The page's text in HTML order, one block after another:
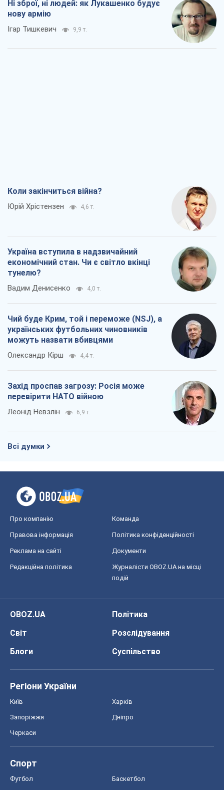
Ні зброї, ні людей: як Лукашенко будує
нову армію
Ігар Тишкевич 9,9 т.
Коли закінчиться війна?
Юрій Хрістензен 4,6 т.
Україна вступила в надзвичайний
економічний стан. Чи є світло вкінці
тунелю?
Вадим Денисенко 4,0 т.
Чий буде Крим, той і переможе (NSJ), а
українських футбольних чиновників
можуть назвати вбивцями
Олександр Кірш 4,4 т.
Захід проспав загрозу: Росія може
перевірити НАТО війною
Леонід Невзлін 6,9 т.
Всі думки
Про компанію Команда
Правова інформація Політика конфіденційності
Реклама на сайті Документи
Редакційна політика
Журналісти OBOZ.UA на місці
подій
OBOZ.UA
Політика
Світ
Розслідування
Блоги
Суспільство
Регіони України
Київ Харків
Запоріжжя Дніпро
Черкаси
Спорт
Футбол Баскетбол